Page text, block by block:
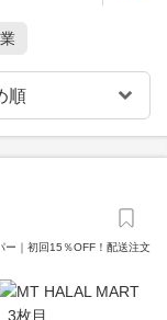
ー｜初回15％OFF！配送注文